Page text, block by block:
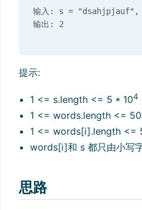
输入: s = "dsahjpjauf",
提示:
1 <= s.length <= 5 * 104
1 <= words.length <=
1 <= words[i].length <=
words[i]和 s 都只由小写字
思路